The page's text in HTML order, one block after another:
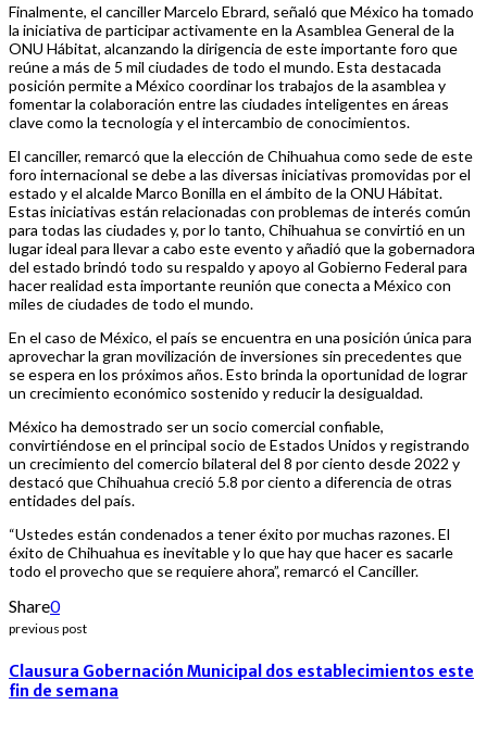
Finalmente, el canciller Marcelo Ebrard, señaló que México ha tomado
la iniciativa de participar activamente en la Asamblea General de la
ONU Hábitat, alcanzando la dirigencia de este importante foro que
reúne a más de 5 mil ciudades de todo el mundo. Esta destacada
posición permite a México coordinar los trabajos de la asamblea y
fomentar la colaboración entre las ciudades inteligentes en áreas
clave como la tecnología y el intercambio de conocimientos.
El canciller, remarcó que la elección de Chihuahua como sede de este
foro internacional se debe a las diversas iniciativas promovidas por el
estado y el alcalde Marco Bonilla en el ámbito de la ONU Hábitat.
Estas iniciativas están relacionadas con problemas de interés común
para todas las ciudades y, por lo tanto, Chihuahua se convirtió en un
lugar ideal para llevar a cabo este evento y añadió que la gobernadora
del estado brindó todo su respaldo y apoyo al Gobierno Federal para
hacer realidad esta importante reunión que conecta a México con
miles de ciudades de todo el mundo.
En el caso de México, el país se encuentra en una posición única para
aprovechar la gran movilización de inversiones sin precedentes que
se espera en los próximos años. Esto brinda la oportunidad de lograr
un crecimiento económico sostenido y reducir la desigualdad.
México ha demostrado ser un socio comercial confiable,
convirtiéndose en el principal socio de Estados Unidos y registrando
un crecimiento del comercio bilateral del 8 por ciento desde 2022 y
destacó que Chihuahua creció 5.8 por ciento a diferencia de otras
entidades del país.
“Ustedes están condenados a tener éxito por muchas razones. El
éxito de Chihuahua es inevitable y lo que hay que hacer es sacarle
todo el provecho que se requiere ahora”, remarcó el Canciller.
Share0
previous post
Clausura Gobernación Municipal dos establecimientos este
fin de semana